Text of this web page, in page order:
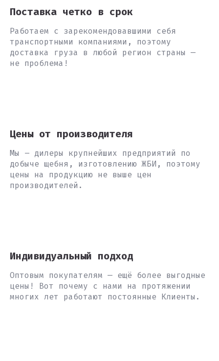
Поставка четко в срок
Работаем с зарекомендовавшими себя
транспортными компаниями, поэтому
доставка груза в любой регион страны —
не проблема!
Цены от производителя
Мы – дилеры крупнейших предприятий по
добыче щебня, изготовлению ЖБИ, поэтому
цены на продукцию не выше цен
производителей.
Индивидуальный подход
Оптовым покупателям — ещё более выгодные
цены! Вот почему с нами на протяжении
многих лет работают постоянные Клиенты.